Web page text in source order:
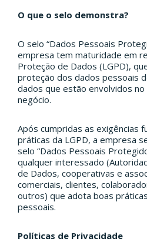
O que o selo demonstra?
O selo “Dados Pessoais
empresa tem maturidade em
Proteção de Dados (LGPD),
proteção dos dados pessoais
dados que estão envolvidos
negócio.
Após cumpridas as exigências
práticas da LGPD, a empresa
selo “Dados Pessoais
qualquer interessado
de Dados, cooperativas e
comerciais, clientes,
outros) que adota boas
pessoais.
Políticas de Privacidade